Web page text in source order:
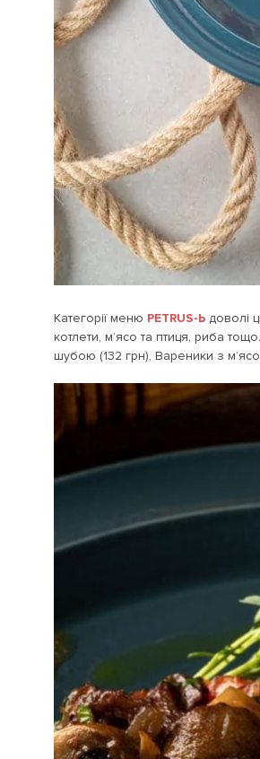
Категорії меню PETRUS-Ь доволі
котлети, м’ясо та птиця, риба
шубою (132 грн), Вареники з